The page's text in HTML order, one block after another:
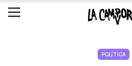
POLÍTICA